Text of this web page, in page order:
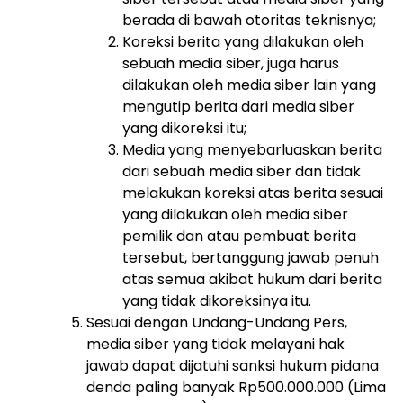
berada di bawah otoritas teknisnya;
Koreksi berita yang dilakukan oleh
sebuah media siber, juga harus
dilakukan oleh media siber lain yang
mengutip berita dari media siber
yang dikoreksi itu;
Media yang menyebarluaskan berita
dari sebuah media siber dan tidak
melakukan koreksi atas berita sesuai
yang dilakukan oleh media siber
pemilik dan atau pembuat berita
tersebut, bertanggung jawab penuh
atas semua akibat hukum dari berita
yang tidak dikoreksinya itu.
Sesuai dengan Undang-Undang Pers,
media siber yang tidak melayani hak
jawab dapat dijatuhi sanksi hukum pidana
denda paling banyak Rp500.000.000 (Lima